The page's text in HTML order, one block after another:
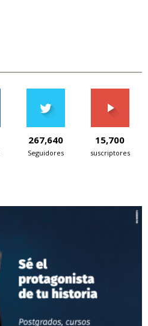
267,640
Seguidores
15,700
suscriptores